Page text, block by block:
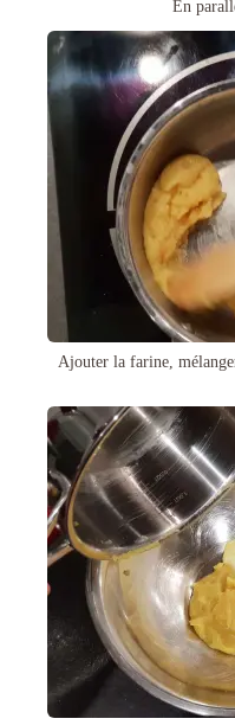
En
Ajouter la farine,